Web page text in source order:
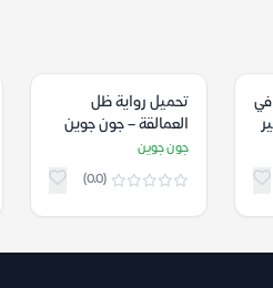
في
تحميل رواية ظل
العمالقة – جون جوين
جون جوين
(0.0)